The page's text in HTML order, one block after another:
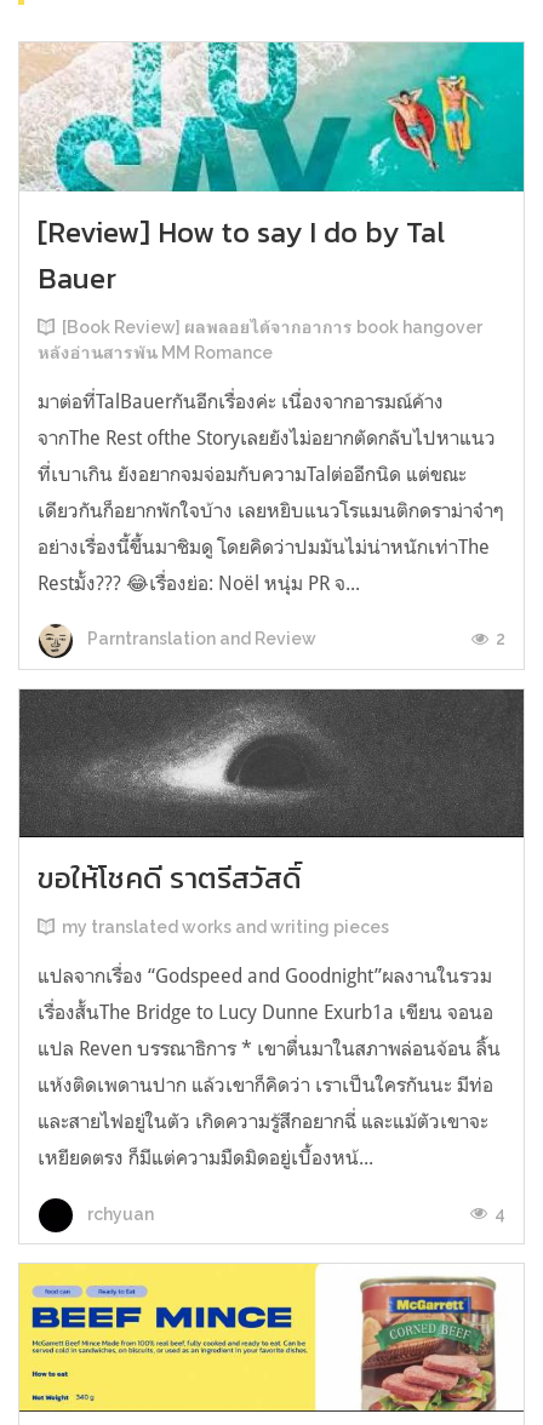
[Review] How to say I do by Tal
Bauer
[Book Review] ผลพลอยได้จากอาการ book hangover
หลังอ่านสารพัน MM Romance
มาต่อที่TalBauerกันอีกเรื่องค่ะ เนื่องจากอารมณ์ค้าง
จากThe Rest ofthe Storyเลยยังไม่อยากตัดกลับไปหาแนว
ที่เบาเกิน ยังอยากจมจ่อมกับความTalต่ออีกนิด แต่ขณะ
เดียวกันก็อยากพักใจบ้าง เลยหยิบแนวโรแมนติกดราม่าจ๋าๆ
อย่างเรื่องนี้ขึ้นมาชิมดู โดยคิดว่าปมมันไม่น่าหนักเท่าThe
Restมั้ง??? 😂เรื่องย่อ: Noël หนุ่ม PR จ...
Parntranslation and Review 2
ขอให้โชคดี ราตรีสวัสดิ์
my translated works and writing pieces
แปลจากเรื่อง “Godspeed and Goodnight”ผลงานในรวม
เรื่องสั้นThe Bridge to Lucy Dunne Exurb1a เขียน จอนอ
แปล Reven บรรณาธิการ * เขาตื่นมาในสภาพล่อนจ้อน ลิ้น
แห้งติดเพดานปาก แล้วเขาก็คิดว่า เราเป็นใครกันนะ มีท่อ
และสายไฟอยู่ในตัว เกิดความรู้สึกอยากฉี่ และแม้ตัวเขาจะ
เหยียดตรง ก็มีแต่ความมืดมิดอยู่เบื้องหน้...
rchyuan 4